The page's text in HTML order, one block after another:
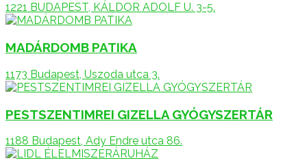
1221 BUDAPEST, KÁLDOR ADOLF U. 3-5.
MADÁRDOMB PATIKA
1173 Budapest, Uszoda utca 3.
PESTSZENTIMREI GIZELLA GYÓGYSZERTÁR
1188 Budapest, Ady Endre utca 86.